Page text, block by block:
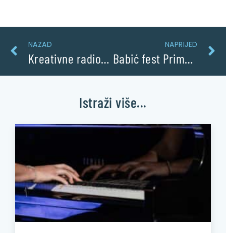
NAZAD
Kreativne radionice za djecu
NAPRIJED
Babić fest Primošten Rogoznica
Istraži više...